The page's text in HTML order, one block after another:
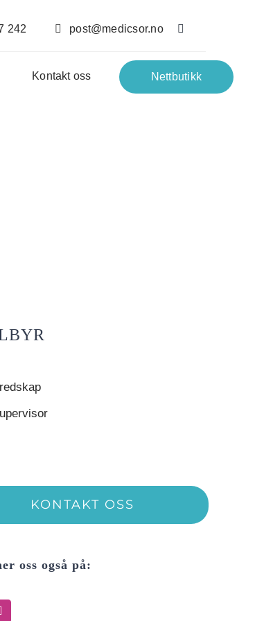
242 post@medicsor.no
Kontakt oss Nettbutikk
KONTAKT OSS
oss også på: